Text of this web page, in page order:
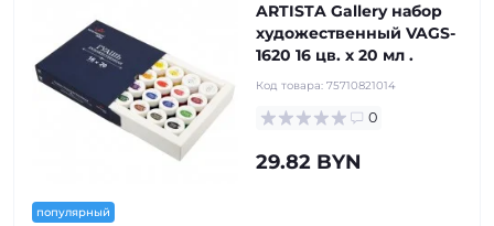
популярный
ARTISTA Gallery набор
художественный VAGS-
1620 16 цв. х 20 мл .
Код товара: 75710821014
0
29.82 BYN